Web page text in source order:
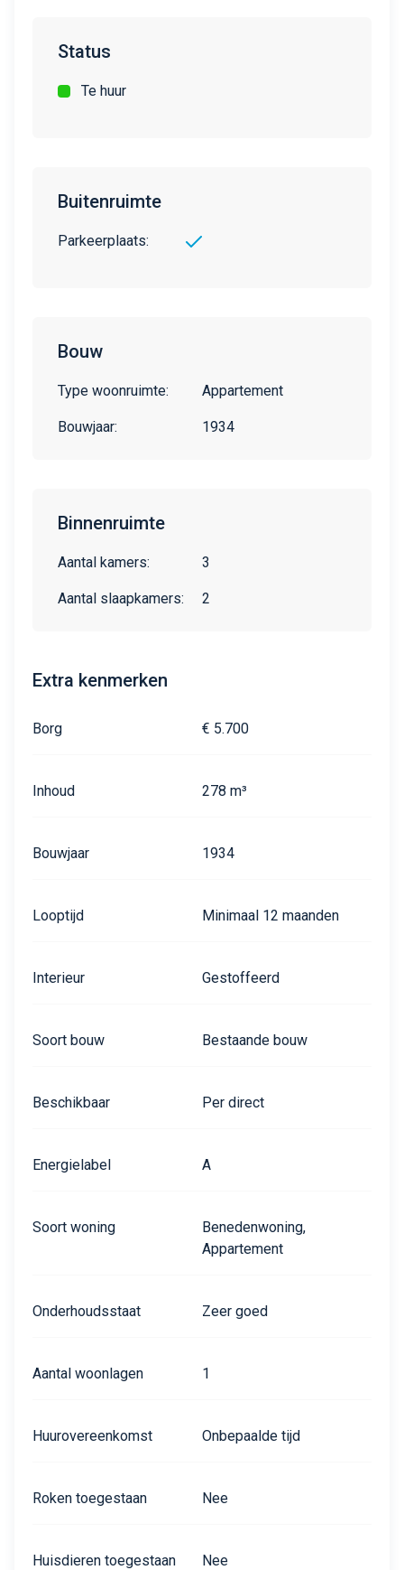
Status
Te huur
Buitenruimte
Parkeerplaats:
Bouw
Type woonruimte: Appartement
Bouwjaar: 1934
Binnenruimte
Aantal kamers: 3
Aantal slaapkamers: 2
Extra kenmerken
Borg € 5.700
Inhoud 278 m³
Bouwjaar 1934
Looptijd Minimaal 12 maanden
Interieur Gestoffeerd
Soort bouw Bestaande bouw
Beschikbaar Per direct
Energielabel A
Soort woning
Benedenwoning,
Appartement
Onderhoudsstaat Zeer goed
Aantal woonlagen 1
Huurovereenkomst Onbepaalde tijd
Roken toegestaan Nee
Huisdieren toegestaan Nee